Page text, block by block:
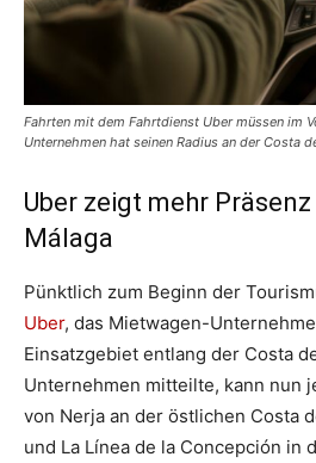
Fahrten mit dem Fahrtdienst Uber müssen im
Unternehmen hat seinen Radius an der Costa
Uber zeigt mehr
Málaga
Pünktlich zum Beginn der
Uber, das Mietwagen-
Einsatzgebiet entlang der Costa
Unternehmen mitteilte, kann nun
von Nerja an der östlichen Costa
und La Línea de la Concepción in